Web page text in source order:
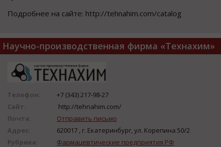
Подробнее на сайте: http://tehnahim.com/catalog
Научно-производственная фирма «Технахим»
Телефон:
+7 (343) 217-98-27
Сайт:
http://tehnahim.com/
Почта:
Отправить письмо
Адрес:
620017 , г. Екатеринбург, ул. Корепина 50/2
Рубрика:
Фармацевтические предприятия РФ